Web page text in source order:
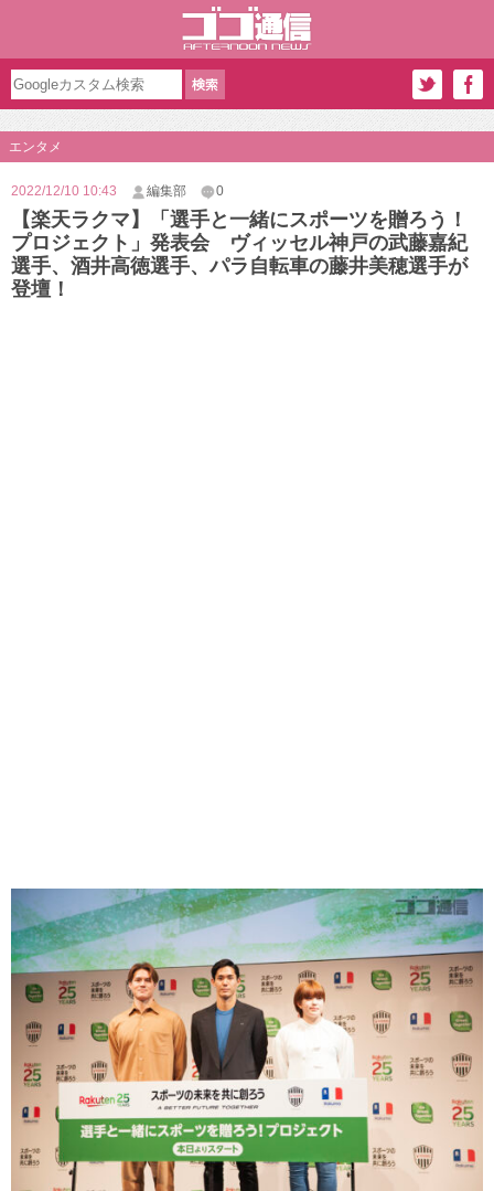
エンタメ
2022/12/10 10:43 編集部 0
【楽天ラクマ】「選手と一緒にスポーツを贈ろう！
プロジェクト」発表会 ヴィッセル神戸の武藤嘉紀
選手、酒井高徳選手、パラ自転車の藤井美穂選手が
登壇！